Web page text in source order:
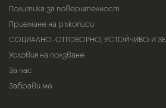
Политика за поверителност
Приемане на ръкописи
СОЦИАЛНО-ОТГОВОРНО, УСТОЙЧИВО И
Условия на ползване
За нас
Забрави ме